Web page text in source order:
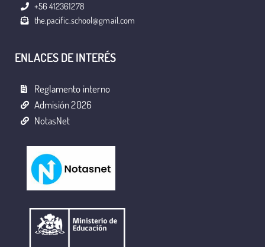
+56 412361278
the.pacific.school@gmail.com
ENLACES DE INTERÉS
Reglamento interno
Admisión 2026
NotasNet